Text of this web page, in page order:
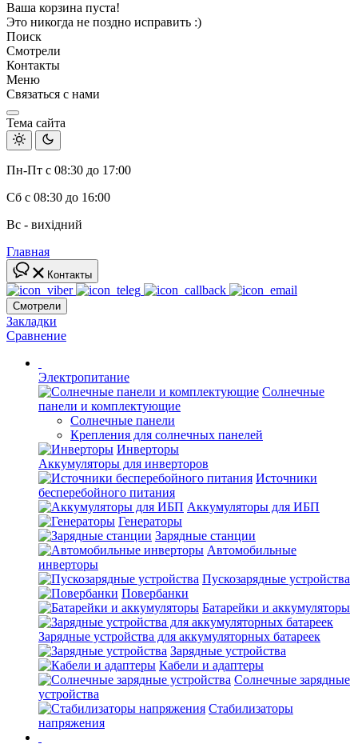
Ваша корзина пуста!
Это никогда не поздно исправить :)
Поиск
Смотрели
Контакты
Меню
Связаться с нами
Тема сайта
Пн-Пт с 08:30 до 17:00
Сб с 08:30 до 16:00
Вс - вихідний
Главная
Контакты
Смотрели
Закладки
Сравнение
Электропитание
Солнечные
панели и комплектующие
Солнечные панели
Крепления для солнечных панелей
Инверторы
Аккумуляторы для инверторов
Источники
бесперебойного питания
Аккумуляторы для ИБП
Генераторы
Зарядные станции
Автомобильные
инверторы
Пускозарядные устройства
Повербанки
Батарейки и аккумуляторы
Зарядные устройства для аккумуляторных батареек
Зарядные устройства
Кабели и адаптеры
Солнечные зарядные
устройства
Стабилизаторы
напряжения